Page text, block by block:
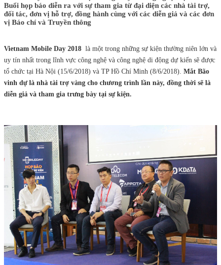
Buổi họp báo diễn ra với sự tham gia từ đại diện các nhà tài trợ,
đối tác, đơn vị hỗ trợ, đồng hành cùng với các diễn giả và các đơn
vị Báo chí và Truyền thông
Vietnam Mobile Day 2018 là một trong những sự kiện thường niên lớn và
uy tín nhất trong lĩnh vực công nghệ và công nghệ di động dự kiến sẽ được
tổ chức tại Hà Nội (15/6/2018) và TP Hồ Chí Minh (8/6/2018). Mắt Bão
vinh dự là nhà tài trợ vàng cho chương trình lần này, đồng thời sẽ là
diễn giả và tham gia trưng bày tại sự kiện.